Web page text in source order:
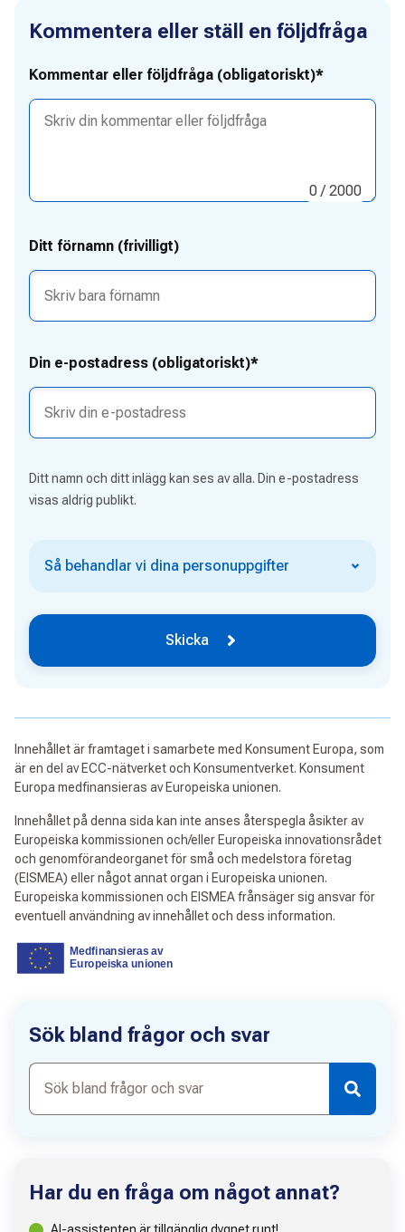
Kommentera eller ställ en följdfråga
Kommentar eller följdfråga (obligatoriskt)*
0 / 2000
Ditt förnamn (frivilligt)
Din e-postadress (obligatoriskt)*
Ditt namn och ditt inlägg kan ses av alla. Din e-postadress
visas aldrig publikt.
Så behandlar vi dina personuppgifter
Skicka
Innehållet är framtaget i samarbete med Konsument Europa, som
är en del av ECC-nätverket och Konsumentverket. Konsument
Europa medfinansieras av Europeiska unionen.
Innehållet på denna sida kan inte anses återspegla åsikter av
Europeiska kommissionen och/eller Europeiska innovationsrådet
och genomförandeorganet för små och medelstora företag
(EISMEA) eller något annat organ i Europeiska unionen.
Europeiska kommissionen och EISMEA frånsäger sig ansvar för
eventuell användning av innehållet och dess information.
Sök bland frågor och svar
Sök
bland
frågor
och
Har du en fråga om något annat?